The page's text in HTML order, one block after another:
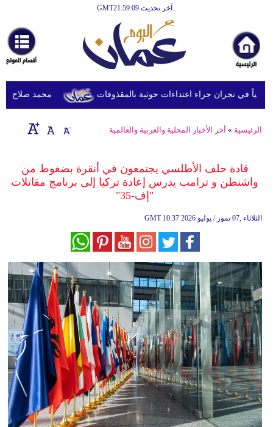
آخر تحديث GMT21:59:09
أخبارعاجلة
رياضة
ثقافة
إقتصاد
وموسيقى
سياحة
وسفر
ديكور
أخبار
إعلام
تعليم
مرأة
محمد صلاح يصل
الرئيسية » أخر الأخبار المحلية والعربية والعالمية
قادة حلف الأطلسي يجتمعون في أنقرة بضغوط من
واشنطن و ترامب يدرس إعادة تركيا إلى برنامج مقاتلات
"إف-35"
GMT 10:37 2026 الثلاثاء ,07 تموز / يوليو